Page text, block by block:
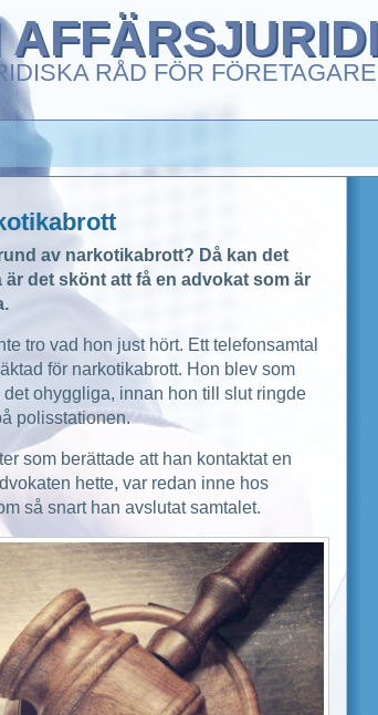
RÅD FÖR FÖRETAGARE
av narkotikabrott? Då kan det
det skönt att få en advokat som är
tro vad hon just hört. Ett telefonsamtal
för narkotikabrott. Hon blev som
ohyggliga, innan hon till slut ringde
polisstationen.
som berättade att han kontaktat en
hette, var redan inne hos
så snart han avslutat samtalet.